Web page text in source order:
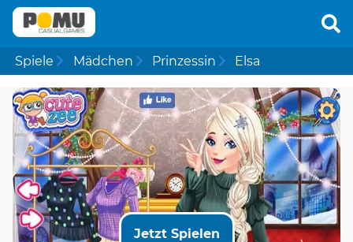
Spiele Mädchen Prinzessin Elsa
Jetzt Spielen